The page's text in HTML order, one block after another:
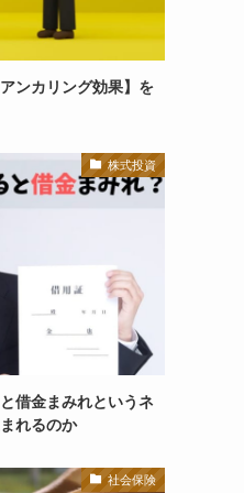
ンカリング効果】を
株式投資
借金まみれというネ
れるのか
社会保険